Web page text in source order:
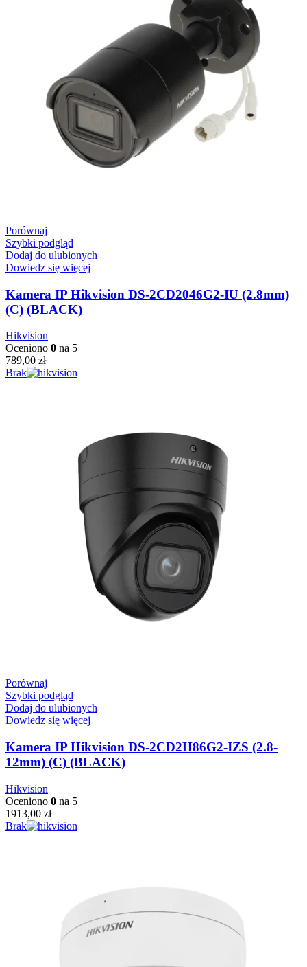
Porównaj
Szybki podgląd
Dodaj do ulubionych
Dowiedz się więcej
Kamera IP Hikvision DS-2CD2046G2-IU (2.8mm)
(C) (BLACK)
Hikvision
Oceniono 0 na 5
789,00 zł
Brak
Porównaj
Szybki podgląd
Dodaj do ulubionych
Dowiedz się więcej
Kamera IP Hikvision DS-2CD2H86G2-IZS (2.8-
12mm) (C) (BLACK)
Hikvision
Oceniono 0 na 5
1913,00 zł
Brak